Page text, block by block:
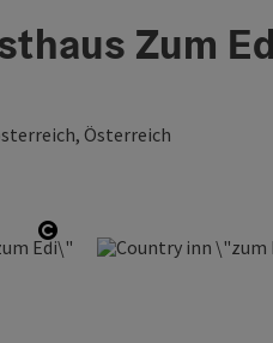
Zum
Österreich
Open copyright